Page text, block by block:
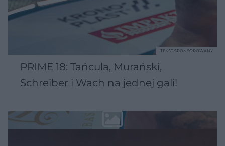
PRIME 18: Tańcula, Murański,
Schreiber i Wach na jednej gali!
TEKST SPONSOROWANY